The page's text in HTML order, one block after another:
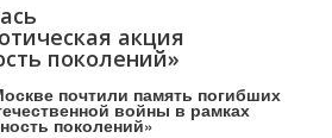
акция
поколений»
почтили память погибших
войны в рамках
поколений»